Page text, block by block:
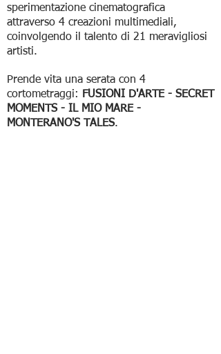
sperimentazione cinematografica
attraverso 4 creazioni multimediali,
coinvolgendo il talento di 21 meravigliosi
artisti.
Prende vita una serata con 4
cortometraggi:
FUSIONI D'ARTE - SECRET
MOMENTS - IL MIO MARE -
MONTERANO'S TALES.